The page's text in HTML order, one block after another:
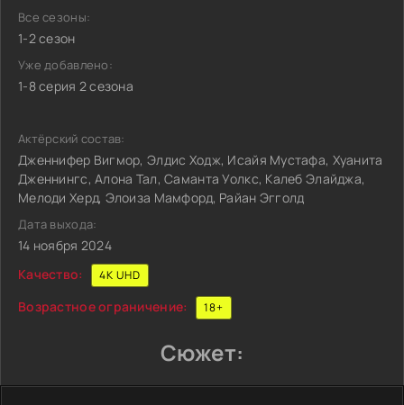
Все сезоны:
1-2 сезон
Уже добавлено:
1-8 серия 2 сезона
Актёрский состав:
Дженнифер Вигмор, Элдис Ходж, Исайя Мустафа, Хуанита
Дженнингс, Алона Тал, Саманта Уолкс, Калеб Элайджа,
Мелоди Херд, Элоиза Мамфорд, Райан Эгголд
Дата выхода:
14 ноября 2024
Качество:
4K UHD
Возрастное ограничение: 18+
Сюжет: